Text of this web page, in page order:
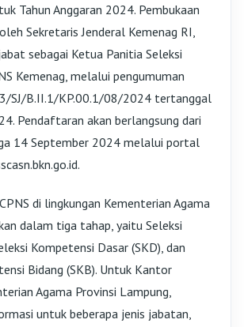
Tahun Anggaran 2024. Pembukaan
Sekretaris Jenderal Kemenag RI,
sebagai Ketua Panitia Seleksi
Kemenag, melalui pengumuman
SJ/B.II.1/KP.00.1/08/2024 tertanggal
Pendaftaran akan berlangsung dari
14 September 2024 melalui portal
di lingkungan Kementerian Agama
dalam tiga tahap, yaitu Seleksi
Kompetensi Dasar (SKD), dan
Bidang (SKB). Untuk Kantor
Agama Provinsi Lampung,
untuk beberapa jenis jabatan,